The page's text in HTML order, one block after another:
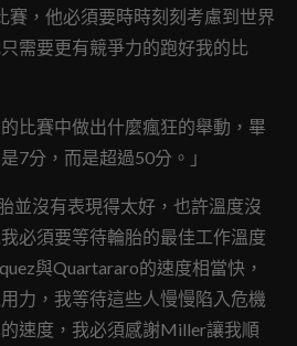
賽，他必須要時時刻刻考慮到世界
需要更有競爭力的跑好我的比
比賽中做出什麼瘋狂的舉動，畢
7分，而是超過50分。」
並沒有表現得太好，也許溫度沒
必須要等待輪胎的最佳工作溫度
與Quartararo的速度相當快，
力，我等待這些人慢慢陷入危機
速度，我必須感謝Miller讓我順